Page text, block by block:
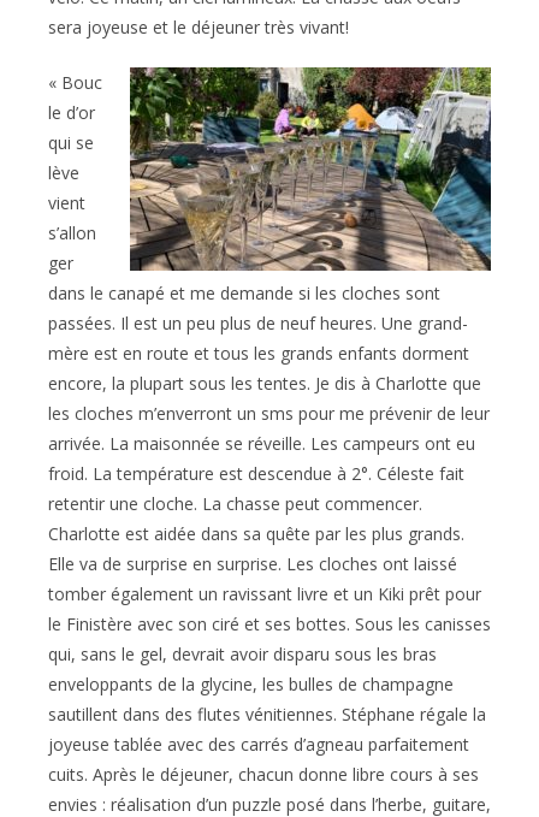
sera joyeuse et le déjeuner très vivant!
« Bouc
le d’or
qui se
lève
vient
s’allon
ger
dans le canapé et me demande si les cloches sont
passées. Il est un peu plus de neuf heures. Une grand-
mère est en route et tous les grands enfants dorment
encore, la plupart sous les tentes. Je dis à Charlotte que
les cloches m’enverront un sms pour me prévenir de leur
arrivée. La maisonnée se réveille. Les campeurs ont eu
froid. La température est descendue à 2°. Céleste fait
retentir une cloche. La chasse peut commencer.
Charlotte est aidée dans sa quête par les plus grands.
Elle va de surprise en surprise. Les cloches ont laissé
tomber également un ravissant livre et un Kiki prêt pour
le Finistère avec son ciré et ses bottes. Sous les canisses
qui, sans le gel, devrait avoir disparu sous les bras
enveloppants de la glycine, les bulles de champagne
sautillent dans des flutes vénitiennes. Stéphane régale la
joyeuse tablée avec des carrés d’agneau parfaitement
cuits. Après le déjeuner, chacun donne libre cours à ses
envies : réalisation d’un puzzle posé dans l’herbe, guitare,